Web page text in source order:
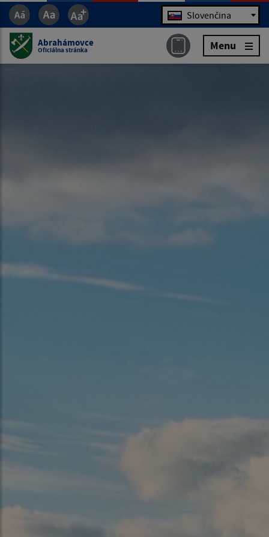
Jazyk Slovenčina
Abrahámovce
Oficiálna stránka Menu